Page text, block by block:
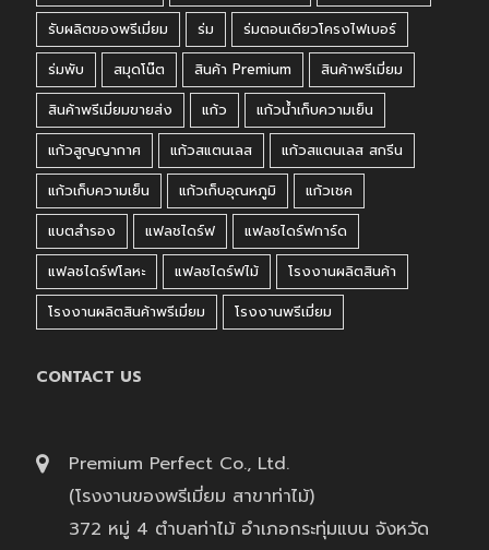
รับผลิตของพรีเมี่ยม
ร่ม
ร่มตอนเดียวโครงไฟเบอร์
ร่มพับ
สมุดโน๊ต สินค้า Premium
สินค้าพรีเมี่ยม
สินค้าพรีเมี่ยมขายส่ง
แก้ว
แก้วน้ำเก็บความเย็น
แก้วสูญญากาศ
แก้วสแตนเลส
แก้วสแตนเลส สกรีน
แก้วเก็บความเย็น
แก้วเก็บอุณหภูมิ
แก้วเชค
แบตสำรอง
แฟลชไดร์ฟ
แฟลชไดร์ฟการ์ด
แฟลชไดร์ฟโลหะ
แฟลชไดร์ฟไม้
โรงงานผลิตสินค้า
โรงงานผลิตสินค้าพรีเมี่ยม
โรงงานพรีเมี่ยม
CONTACT US
Premium Perfect Co., Ltd.
(โรงงานของพรีเมี่ยม สาขาท่าไม้)
372 หมู่ 4 ตำบลท่าไม้ อำเภอกระทุ่มแบน จังหวัด